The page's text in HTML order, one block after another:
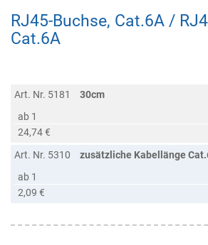
RJ45-Buchse, Cat.6A /
Cat.6A
Art. Nr. 5181
30cm
ab 1
24,74 €
Art. Nr. 5310
zusätzliche Kabellänge
ab 1
2,09 €